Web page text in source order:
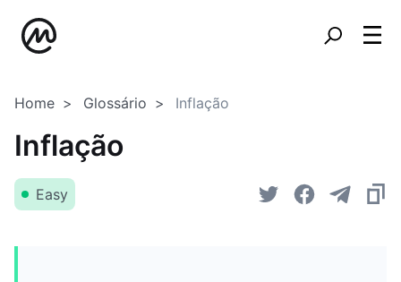
Home Glossário Inflação
Inflação
Easy